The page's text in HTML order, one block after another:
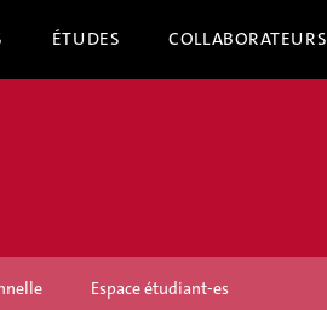
ÉTUDES COLLABORATEURS
Espace étudiant-es